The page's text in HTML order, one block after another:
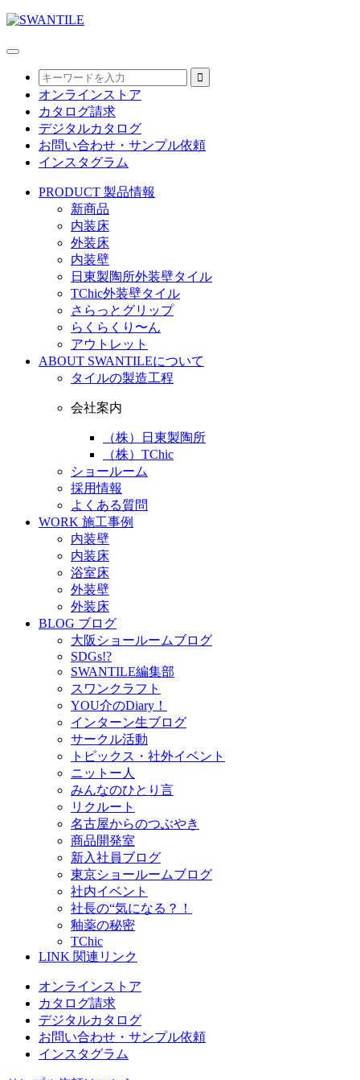
オンラインストア
カタログ請求
デジタルカタログ
お問い合わせ・サンプル依頼
インスタグラム
PRODUCT 製品情報
新商品
内装床
外装床
内装壁
日東製陶所外装壁タイル
TChic外装壁タイル
さらっとグリップ
らくらくり〜ん
アウトレット
ABOUT SWANTILEについて
タイルの製造工程
会社案内
（株）日東製陶所
（株）TChic
ショールーム
採用情報
よくある質問
WORK 施工事例
内装壁
内装床
浴室床
外装壁
外装床
BLOG ブログ
大阪ショールームブログ
SDGs!?
SWANTILE編集部
スワンクラフト
YOU介のDiary！
インターン生ブログ
サークル活動
トピックス・社外イベント
ニットー人
みんなのひとり言
リクルート
名古屋からのつぶやき
商品開発室
新入社員ブログ
東京ショールームブログ
社内イベント
社長の“気になる？！
釉薬の秘密
TChic
LINK 関連リンク
オンラインストア
カタログ請求
デジタルカタログ
お問い合わせ・サンプル依頼
インスタグラム